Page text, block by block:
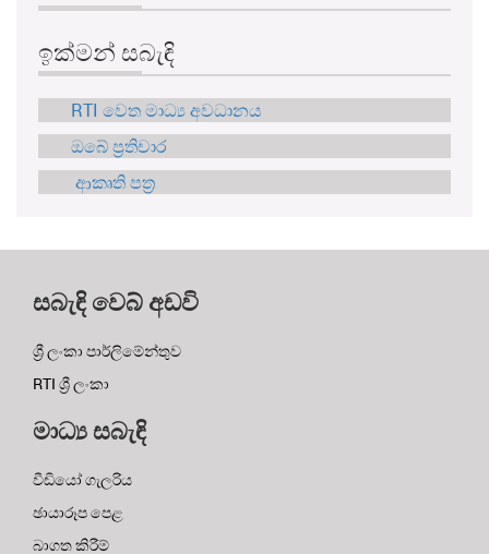
ඉක්මන් සබැඳි
RTI වෙත මාධ්‍ය අවධානය
ඔබේ ප්‍රතිචාර
ආකෘති පත්‍ර
සබැඳි වෙබ් අඩවි
ශ්‍රී ලංකා පාර්ලිමේන්තුව
RTI ශ්‍රී ලංකා
මාධ්‍ය සබැඳි
වීඩියෝ ගැලරිය
ඡායාරූප පෙළ
බාගත කිරීම්